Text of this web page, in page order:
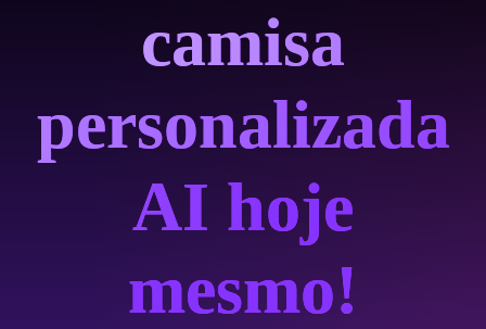
camisa
personalizada
AI hoje
mesmo!